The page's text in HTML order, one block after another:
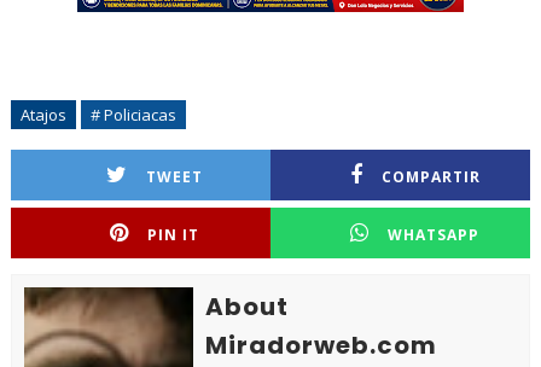
Atajos # Policiacas
TWEET COMPARTIR
PIN IT WHATSAPP
About
Miradorweb.com